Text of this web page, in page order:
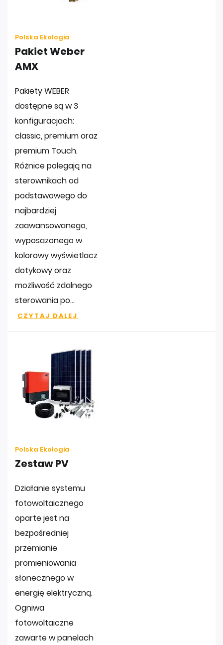
Polska Ekologia
Pakiet Weber
AMX
Pakiety WEBER
dostępne są w 3
konfiguracjach:
classic, premium oraz
premium Touch.
Różnice polegają na
sterownikach od
podstawowego do
najbardziej
zaawansowanego,
wyposażonego w
kolorowy wyświetlacz
dotykowy oraz
możliwość zdalnego
sterowania po...
CZYTAJ DALEJ
Polska Ekologia
Zestaw PV
Działanie systemu
fotowoltaicznego
oparte jest na
bezpośredniej
przemianie
promieniowania
słonecznego w
energię elektryczną.
Ogniwa
fotowoltaiczne
zawarte w panelach